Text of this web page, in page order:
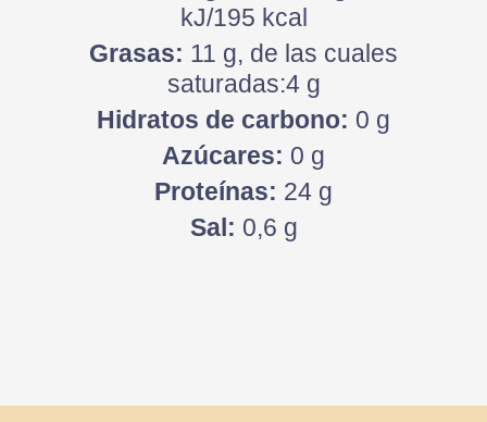
kJ/195 kcal
Grasas: 11 g, de las cuales
saturadas:4 g
Hidratos de carbono: 0 g
Azúcares: 0 g
Proteínas: 24 g
Sal: 0,6 g